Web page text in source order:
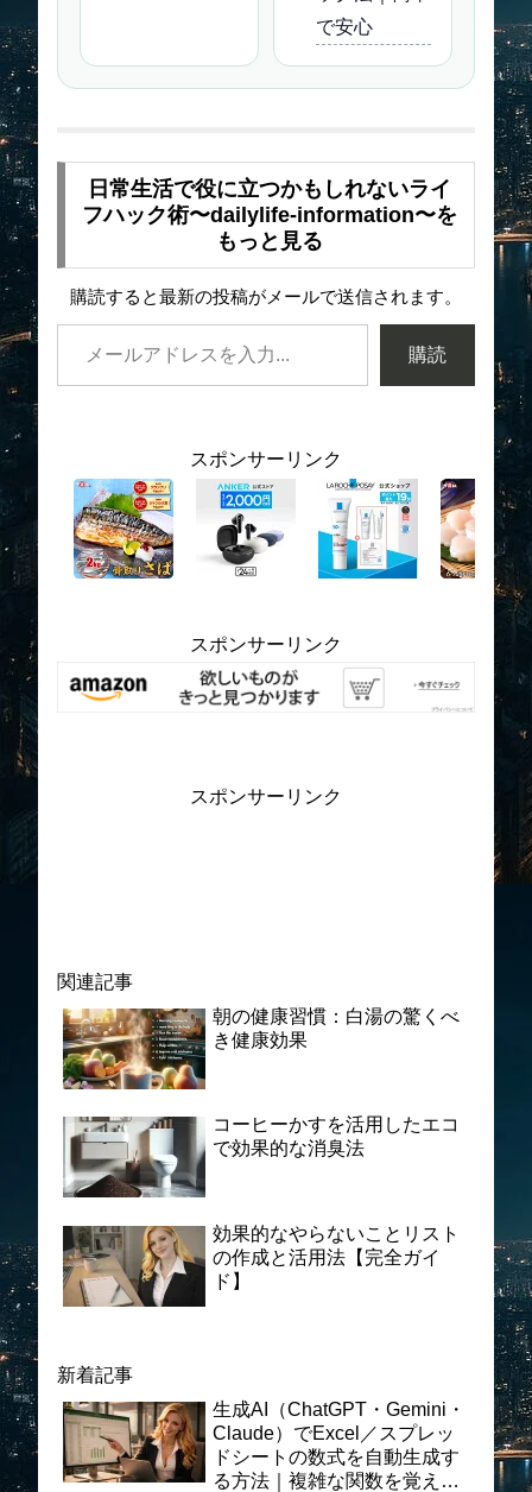
で安心
日常生活で役に立つかもしれないライ
フハック術〜dailylife-information〜を
もっと見る
購読すると最新の投稿がメールで送信されます。
購読
スポンサーリンク
スポンサーリンク
スポンサーリンク
関連記事
朝の健康習慣：白湯の驚くべ
き健康効果
コーヒーかすを活用したエコ
で効果的な消臭法
効果的なやらないことリスト
の作成と活用法【完全ガイ
ド】
新着記事
生成AI（ChatGPT・Gemini・
Claude）でExcel／スプレッ
ドシートの数式を自動生成す
る方法｜複雑な関数を覚えな